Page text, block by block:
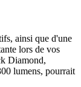
ainsi que d'une
lors de vos
Diamond,
lumens, pourrait